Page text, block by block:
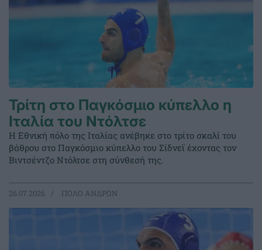
Τρίτη στο Παγκόσμιο κύπελλο η
Ιταλία του Ντόλτσε
Η Εθνική πόλο της Ιταλίας ανέβηκε στο τρίτο σκαλί του
βάθρου στο Παγκόσμιο κύπελλο του Σίδνεϊ έχοντας τον
Βιντσέντζο Ντόλτσε στη σύνθεσή της.
26.07.2026 ΠΟΛΟ ΑΝΔΡΩΝ